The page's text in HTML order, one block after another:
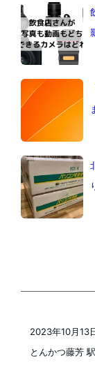
とんかつ藤芳
2023年10月13